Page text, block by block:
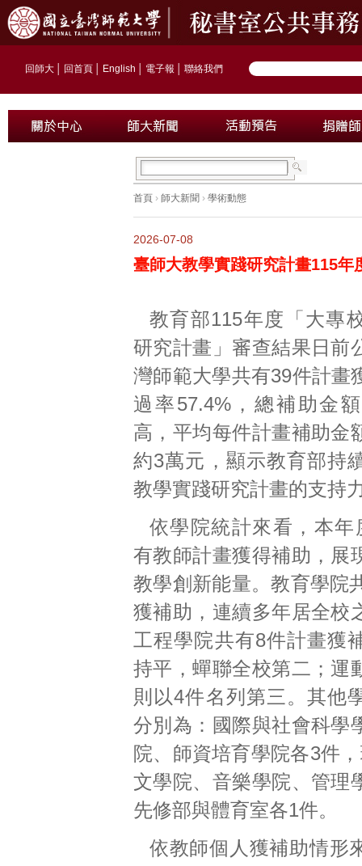
回師大 回首頁 English 電子報 聯絡我們
首頁 › 師大新聞 › 學術動態
2026-07-08
臺師大教學實踐研究計畫115
教育部115年度「大專
研究計畫」審查結果日前
灣師範大學共有39件計畫
過率57.4%，總補助金
高，平均每件計畫補助金
約3萬元，顯示教育部持
教學實踐研究計畫的支持
依學院統計來看，本年
有教師計畫獲得補助，展
教學創新能量。教育學院
獲補助，連續多年居全校
工程學院共有8件計畫獲
持平，蟬聯全校第二；運
則以4件名列第三。其他
分別為：國際與社會科學
院、師資培育學院各3件
文學院、音樂學院、管理
先修部與體育室各1件。
依教師個人獲補助情形